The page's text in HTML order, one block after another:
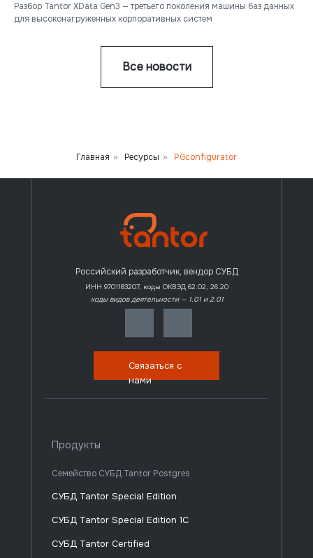
Разбор Tantor XData Gen3 — третьего поколения машины баз данных
для высоконагруженных корпоративных систем
Все новости
Главная » Ресурсы » PGconfigurator
Продукты
Семейство СУБД Tantor Postgres
Российский разработчик, вендор СУБД
ИНН 9701183207, коды ОКВЭД 62.02, 26.20
коды видов деятельности — 1.01 и 2.01
СУБД Tantor Special Edition
СУБД Tantor Special Edition 1C
СУБД Tantor Certified
Связаться с
нами